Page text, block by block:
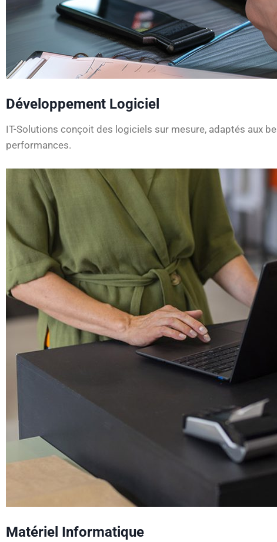
Développement Logiciel
IT-Solutions conçoit des logiciels sur mesure, adaptés aux
performances.
Matériel Informatique